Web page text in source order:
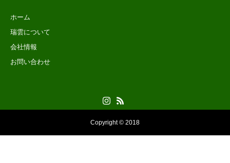
ホーム
瑞雲について
会社情報
お問い合わせ
Copyright © 2018